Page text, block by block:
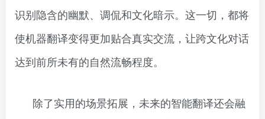
识别隐含的幽默、调侃和文化暗示。这一切，都将
使机器翻译变得更加贴合真实交流，让跨文化对话
达到前所未有的自然流畅程度。
除了实用的场景拓展，未来的智能翻译还会融